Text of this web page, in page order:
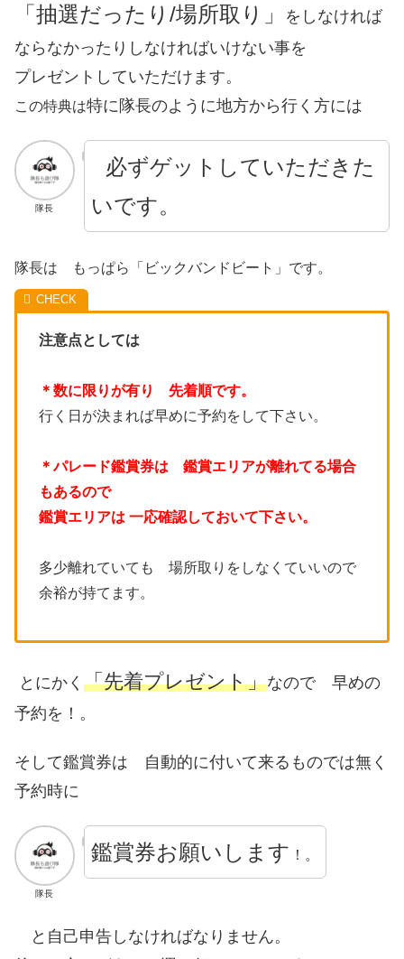
「抽選だったり/場所取り」
をしなければ
ならなかったりしなければいけない事を
プレゼントしていただけます。
この特典は特に隊長のように地方から行く方には
隊長
必ずゲットしていただきた
いです。
隊長は もっぱら「ビックバンドビート」です。
注意点としては
＊数に限りが有り 先着順です。
行く日が決まれば早めに予約をして下さい。
＊パレード鑑賞券は 鑑賞エリアが離れてる場合
もあるので
鑑賞エリアは 一応確認しておいて下さい。
多少離れていても 場所取りをしなくていいので
余裕が持てます。
とにかく 「先着プレゼント」なので 早めの
予約を！。
そして鑑賞券は 自動的に付いて来るものでは無く
予約時に
隊長
鑑賞券お願いします ！。
と自己申告しなければなりません。